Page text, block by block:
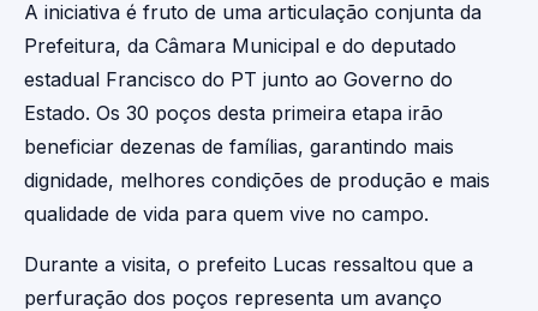
A iniciativa é fruto de uma articulação conjunta da
Prefeitura, da Câmara Municipal e do deputado
estadual Francisco do PT junto ao Governo do
Estado. Os 30 poços desta primeira etapa irão
beneficiar dezenas de famílias, garantindo mais
dignidade, melhores condições de produção e mais
qualidade de vida para quem vive no campo.
Durante a visita, o prefeito Lucas ressaltou que a
perfuração dos poços representa um avanço